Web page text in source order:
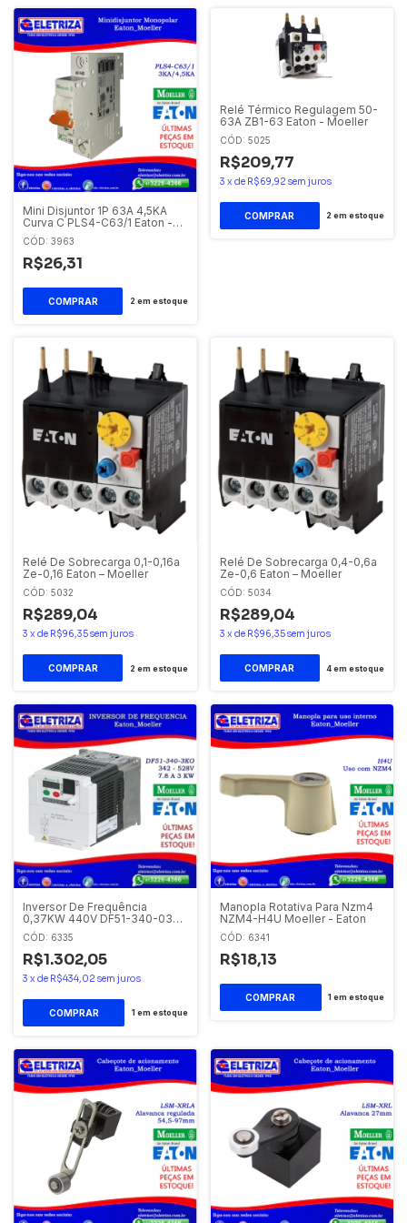
Mini Disjuntor 1P 63A 4,5KA
Curva C PLS4-C63/1 Eaton -
Moeller
CÓD: 3963
R$26,31
2 em estoque
Relé Térmico Regulagem 50-
63A ZB1-63 Eaton - Moeller
CÓD: 5025
R$209,77
3 x de R$69,92 sem juros
2 em estoque
Relé De Sobrecarga 0,1-0,16a
Ze-0,16 Eaton – Moeller
CÓD: 5032
R$289,04
3 x de R$96,35sem juros
2 em estoque
Relé De Sobrecarga 0,4-0,6a
Ze-0,6 Eaton – Moeller
CÓD: 5034
R$289,04
3 x de R$96,35sem juros
4em estoque
Inversor De Frequência
0,37KW 440V DF51-340-037
Eaton - Moeller
CÓD: 6335
R$1.302,05
3 x de R$434,02 sem juros
1 em estoque
Manopla Rotativa Para Nzm4
NZM4-H4U Moeller - Eaton
CÓD: 6341
R$18,13
1 em estoque